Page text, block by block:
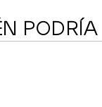
PODRÍA